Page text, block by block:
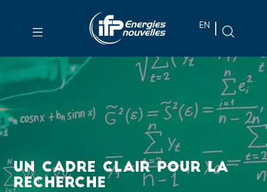
contenu
Skip
to
main
search
EN
UN CADRE CLAIR POUR LA
RECHERCHE